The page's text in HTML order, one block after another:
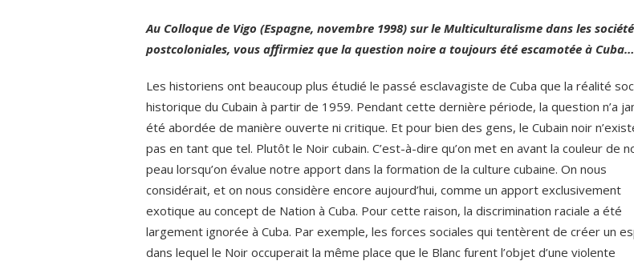
Au Colloque de Vigo (Espagne, novembre 1998) sur le Multiculturalisme dans les
postcoloniales, vous affirmiez que la question noire a toujours été escamotée à Cuba…
Les historiens ont beaucoup plus étudié le passé esclavagiste de Cuba que la réalité
historique du Cubain à partir de 1959. Pendant cette dernière période, la question n’a
été abordée de manière ouverte ni critique. Et pour bien des gens, le Cubain noir
pas en tant que tel. Plutôt le Noir cubain. C’est-à-dire qu’on met en avant la couleur de
peau lorsqu’on évalue notre apport dans la formation de la culture cubaine. On nous
considérait, et on nous considère encore aujourd’hui, comme un apport exclusivement
exotique au concept de Nation à Cuba. Pour cette raison, la discrimination raciale a été
largement ignorée à Cuba. Par exemple, les forces sociales qui tentèrent de créer un
dans lequel le Noir occuperait la même place que le Blanc furent l’objet d’une violente